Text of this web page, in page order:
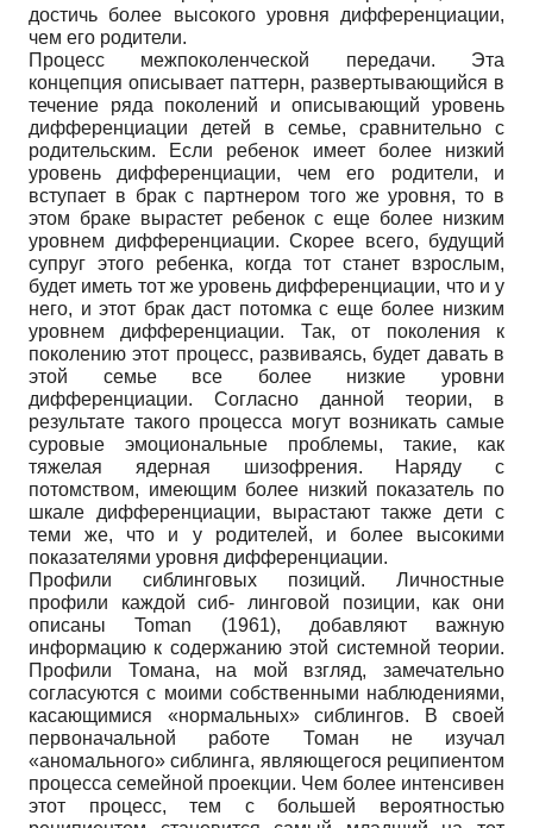
достичь более высокого уровня дифференциации,
чем его родители.
Процесс межпоколенческой передачи. Эта
концепция описывает паттерн, развертывающийся в
течение ряда поколений и описывающий уровень
дифференциации детей в семье, сравнительно с
родительским. Если ребенок имеет более низкий
уровень дифференциации, чем его родители, и
вступает в брак с партнером того же уровня, то в
этом браке вырастет ребенок с еще более низким
уровнем дифференциации. Скорее всего, будущий
супруг этого ребенка, когда тот станет взрослым,
будет иметь тот же уровень дифференциации, что и у
него, и этот брак даст потомка с еще более низким
уровнем дифференциации. Так, от поколения к
поколению этот процесс, развиваясь, будет давать в
этой семье все более низкие уровни
дифференциации. Согласно данной теории, в
результате такого процесса могут возникать самые
суровые эмоциональные проблемы, такие, как
тяжелая ядерная шизофрения. Наряду с
потомством, имеющим более низкий показатель по
шкале дифференциации, вырастают также дети с
теми же, что и у родителей, и более высокими
показателями уровня дифференциации.
Профили сиблинговых позиций. Личностные
профили каждой сиб- линговой позиции, как они
описаны Toman (1961), добавляют важную
информацию к содержанию этой системной теории.
Профили Томана, на мой взгляд, замечательно
согласуются с моими собственными наблюдениями,
касающимися «нормальных» сиблингов. В своей
первоначальной работе Томан не изучал
«аномального» сиблинга, являющегося реципиентом
процесса семейной проекции. Чем более интенсивен
этот процесс, тем с большей вероятностью